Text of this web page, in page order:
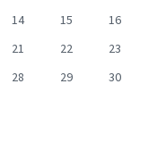
14 15
16
21 22
23
28 29
30